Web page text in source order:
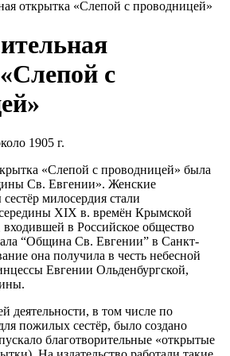
открытка «Слепой с проводницей»
с
1905 г.
«Слепой с проводницей» была
Св. Евгении». Женские
милосердия стали
XIX в. времён Крымской
в Российское общество
“Община Св. Евгении” в Санкт-
она получила в честь небесной
Евгении Ольденбургской,
деятельности, в том числе по
пожилых сестёр, было создано
благотворительные «открытые